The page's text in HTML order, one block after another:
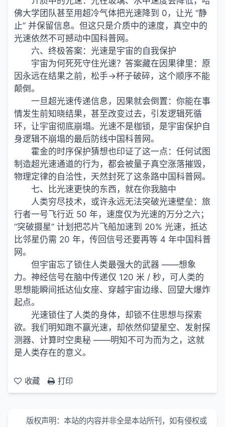
佛大学团队甚至用超冷气体把光速降到 0，让光 “静
止” 并保留信息。但这只是介质中的速度，真空中的
光速依然不可撼动中国科普网。
六、终极答案：光速是宇宙的自我保护
宇宙为何死死守住光速？答案藏在因果律里：原
因永远在结果之前，松手→杯子破碎，这个顺序不能
颠倒。
一旦超光速传递信息，因果就会倒置：你能在事
情发生前知晓结果，甚至改变过去，引发逻辑死循
环，让宇宙彻底崩塌。光速不是枷锁，是宇宙保护自
身逻辑不崩塌的最后防线中国科普网。
霍金的时序保护猜想也印证了这一点：任何试图
制造超光速通道的行为，都会被量子真空涨落摧毁，
物理定律的自洽性，天然封死了这条路中国科普网。
七、比光速更快的东西，就在你我脑中
人类穷尽技术，或许永远无法突破光速壁垒：旅
行者一号飞行近 50 年，速度仅为光速的万分之六；
“突破摄星” 计划把芯片飞船加速到 20% 光速，抵达
比邻星仍需 20 年，传回信号还要再等 4 年中国科普
网。
但宇宙忘了锁住人类最强大的武器 ——想象
力。神经信号在脑中传递仅 120 米 / 秒，可人类的
思想能瞬间抵达仙女座、穿越宇宙边缘、回望大爆炸
起点。
光速锁住了人类的身体，却锁不住思想与探索
欲。我们明知跑不赢光速，却依然仰望星空、发射探
测器、计算时空奥秘 ——明知不可为而为之，这就
是人类存在的意义。
收藏 打印
版权声明： 本站的内容并非全是本站所刊，如有侵权或